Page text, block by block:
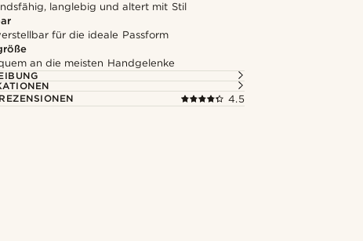
langlebig und altert mit Stil
für die ideale Passform
an die meisten Handgelenke
4.5